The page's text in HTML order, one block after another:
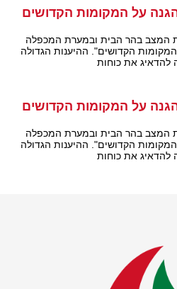
על המקומות הקדושים
המצב בהר הבית ובמערת המכפלה
הקדושים". ההיענות הגדולה
להדאיג את כוחות
על המקומות הקדושים
המצב בהר הבית ובמערת המכפלה
הקדושים". ההיענות הגדולה
להדאיג את כוחות